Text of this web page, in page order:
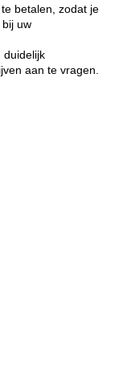
betalen, zodat je
uw
duidelijk
aan te vragen.